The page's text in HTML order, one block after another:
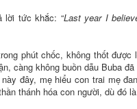
lời tức khắc: “Last year I
phút chốc, không thốt
càng không buồn dẫu Buba
đây, mẹ hiểu con trai mẹ
thánh hóa con người, dù đó